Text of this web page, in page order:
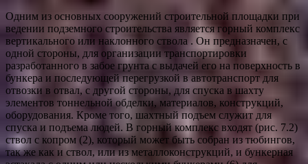
Одним из основных сооружений строительной площадки при
ведении подземного строительства является горный комплекс
вертикального или наклонного ствола . Он предназначен, с
одной стороны, для организации транспортировки
разработанного в забое грунта с выдачей его на поверхность в
бункера и последующей перегрузкой в автотранспорт для
отвозки в отвал, с другой стороны, для спуска в шахту
элементов тоннельной обделки, материалов, конструкций,
оборудования. Кроме того, шахтный подъем служит для
спуска и подъема людей. В горный комплекс входят (рис. 7.2)
ствол с копром (2), который может быть собран из тюбингов,
так же как и ствол, или из металлоконструкций, и бункерная